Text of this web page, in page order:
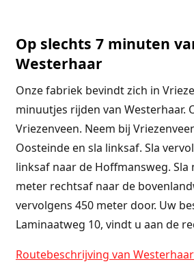
Op slechts 7 minuten
Westerhaar
Onze fabriek bevindt zich in
minuutjes rijden van Westerhaar.
Vriezenveen. Neem bij
Oosteinde en sla linksaf. Sla
linksaf naar de Hoffmansweg. Sla
meter rechtsaf naar de
vervolgens 450 meter door. Uw
Laminaatweg 10, vindt u aan de
Routebeschrijving van